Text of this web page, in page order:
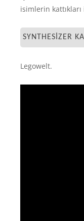
isimlerin kattıkları
SYNTHESIZER
Legowelt.